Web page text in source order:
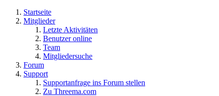
Startseite
Mitglieder
Letzte Aktivitäten
Benutzer online
Team
Mitgliedersuche
Forum
Support
Supportanfrage ins Forum stellen
Zu Threema.com